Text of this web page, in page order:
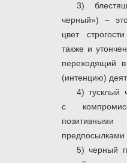
3)
черный») –
цвет
также и
переходящий
(интенцию)
4) тусклый
с
предпосылками
5) черный